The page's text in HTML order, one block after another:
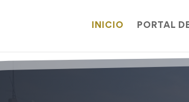
INICIO PORTAL